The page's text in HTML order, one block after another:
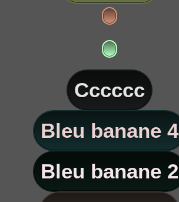
Cccccc
Bleu banane 4
Bleu banane 2